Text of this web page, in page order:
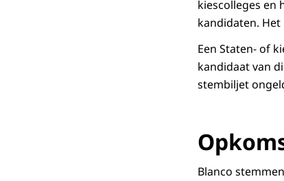
kiescolleges en
kandidaten.
Een Staten- of
kandidaat van
stembiljet
Blanco